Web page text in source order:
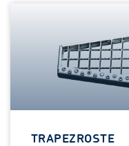
TRAPEZROSTE